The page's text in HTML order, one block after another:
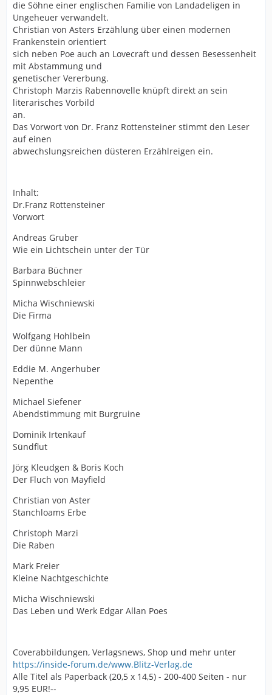
die Söhne einer englischen Familie von Landadeligen in
Ungeheuer verwandelt.
Christian von Asters Erzählung über einen modernen
Frankenstein orientiert
sich neben Poe auch an Lovecraft und dessen Besessenheit
mit Abstammung und
genetischer Vererbung.
Christoph Marzis Rabennovelle knüpft direkt an sein
literarisches Vorbild
an.
Das Vorwort von Dr. Franz Rottensteiner stimmt den Leser
auf einen
abwechslungsreichen düsteren Erzählreigen ein.
Inhalt:
Dr.Franz Rottensteiner
Vorwort
Andreas Gruber
Wie ein Lichtschein unter der Tür
Barbara Büchner
Spinnwebschleier
Micha Wischniewski
Die Firma
Wolfgang Hohlbein
Der dünne Mann
Eddie M. Angerhuber
Nepenthe
Michael Siefener
Abendstimmung mit Burgruine
Dominik Irtenkauf
Sündflut
Jörg Kleudgen & Boris Koch
Der Fluch von Mayfield
Christian von Aster
Stanchloams Erbe
Christoph Marzi
Die Raben
Mark Freier
Kleine Nachtgeschichte
Micha Wischniewski
Das Leben und Werk Edgar Allan Poes
Coverabbildungen, Verlagsnews, Shop und mehr unter
https://inside-forum.de/www.Blitz-Verlag.de
Alle Titel als Paperback (20,5 x 14,5) - 200-400 Seiten - nur
9,95 EUR!--